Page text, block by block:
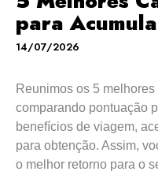
para
14/07/2026
Reunimos os 5 melhores
comparando pontuação
benefícios de viagem,
para obtenção. Assim,
o melhor retorno para o